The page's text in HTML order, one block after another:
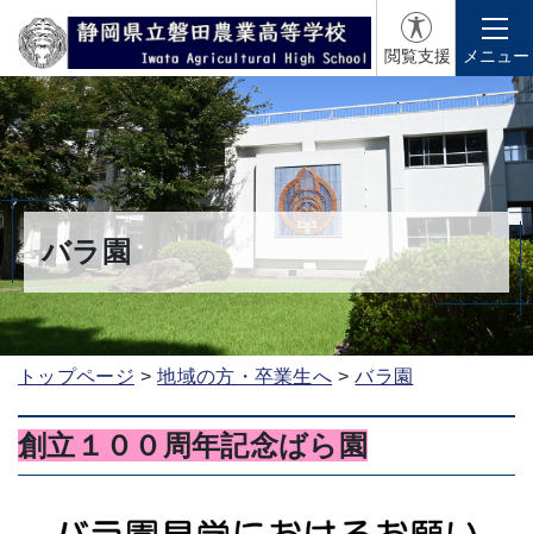
閲覧支援 メニュー
バラ園
トップページ 地域の方・卒業生へ バラ園
創立１００周年記念ばら園